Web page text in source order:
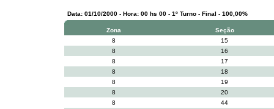
Data: 01/10/2000 - Hora: 00 hs 00 - 1º Turno - Final - 100,00%
Zona
Seção
8
15
8
16
8
17
8
18
8
19
8
20
8
44